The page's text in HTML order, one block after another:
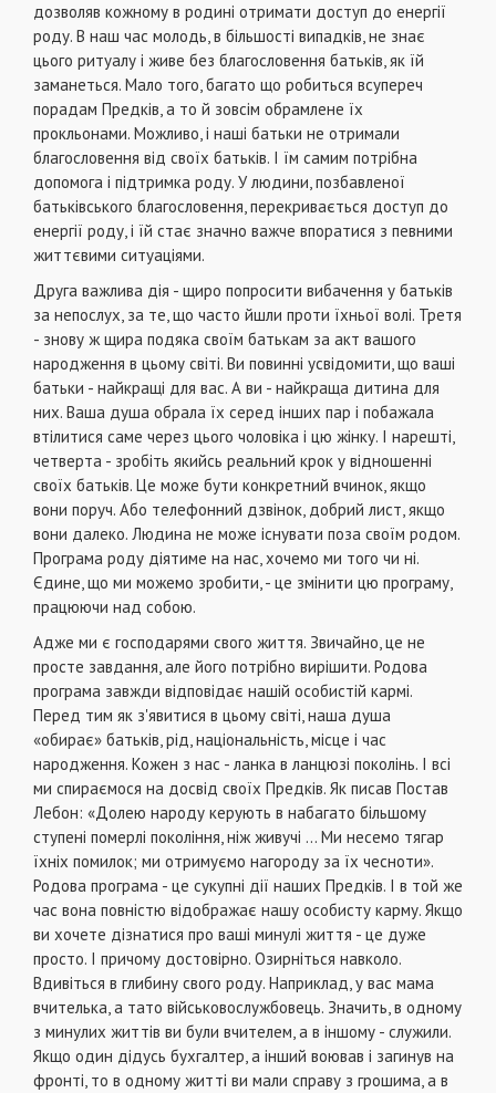
дозволяв кожному в родині отримати доступ до енергії
роду. В наш час молодь, в більшості випадків, не знає
цього ритуалу і живе без благословення батьків, як їй
заманеться. Мало того, багато що робиться всупереч
порадам Предків, а то й зовсім обрамлене їх
прокльонами. Можливо, і наші батьки не отримали
благословення від своїх батьків. І їм самим потрібна
допомога і підтримка роду. У людини, позбавленої
батьківського благословення, перекривається доступ до
енергії роду, і їй стає значно важче впоратися з певними
життєвими ситуаціями.
Друга важлива дія - щиро попросити вибачення у батьків
за непослух, за те, що часто йшли проти їхньої волі. Третя
- знову ж щира подяка своїм батькам за акт вашого
народження в цьому світі. Ви повинні усвідомити, що ваші
батьки - найкращі для вас. А ви - найкраща дитина для
них. Ваша душа обрала їх серед інших пар і побажала
втілитися саме через цього чоловіка і цю жінку. І нарешті,
четверта - зробіть якийсь реальний крок у відношенні
своїх батьків. Це може бути конкретний вчинок, якщо
вони поруч. Або телефонний дзвінок, добрий лист, якщо
вони далеко. Людина не може існувати поза своїм родом.
Програма роду діятиме на нас, хочемо ми того чи ні.
Єдине, що ми можемо зробити, - це змінити цю програму,
працюючи над собою.
Адже ми є господарями свого життя. Звичайно, це не
просте завдання, але його потрібно вирішити. Родова
програма завжди відповідає нашій особистій кармі.
Перед тим як з'явитися в цьому світі, наша душа
«обирає» батьків, рід, національність, місце і час
народження. Кожен з нас - ланка в ланцюзі поколінь. І всі
ми спираємося на досвід своїх Предків. Як писав Постав
Лебон: «Долею народу керують в набагато більшому
ступені померлі покоління, ніж живучі ... Ми несемо тягар
їхніх помилок; ми отримуємо нагороду за їх чесноти».
Родова програма - це сукупні дії наших Предків. І в той же
час вона повністю відображає нашу особисту карму. Якщо
ви хочете дізнатися про ваші минулі життя - це дуже
просто. І причому достовірно. Озирніться навколо.
Вдивіться в глибину свого роду. Наприклад, у вас мама
вчителька, а тато військовослужбовець. Значить, в одному
з минулих життів ви були вчителем, а в іншому - служили.
Якщо один дідусь бухгалтер, а інший воював і загинув на
фронті, то в одному житті ви мали справу з грошима, а в